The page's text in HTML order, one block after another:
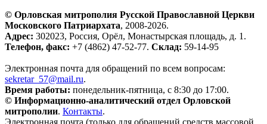
© Орловская митрополия Русской Православной Церкви
Московского Патриархата, 2008-2026.
Адрес: 302023, Россия, Орёл, Монастырская площадь, д. 1.
Телефон, факс: +7 (4862) 47-52-77. Склад: 59-14-95
Электронная почта для обращений по всем вопросам:
sekretar_57@mail.ru.
Время работы: понедельник-пятница, с 8:30 до 17:00.
© Информационно-аналитический отдел Орловской
митрополии. Контакты.
Электронная почта (только для обращений средств массовой